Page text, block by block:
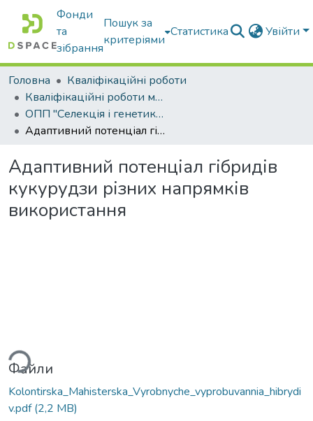
Фонди
та
зібрання
Пошук за
критеріями
Статистика Увійти
Головна
Кваліфікаційні роботи
Кваліфікаційні роботи магістрів
ОПП "Селекція і генетика сільськогосподарських культур"
Адаптивний потенціал гібридів кукурудзи різних напрямків використання
Адаптивний потенціал гібридів
кукурудзи різних напрямків
використання
Файли
Kolontirska_Mahisterska_Vyrobnyche_vyprobuvannia_hibrydi
v.pdf(2,2 MB)